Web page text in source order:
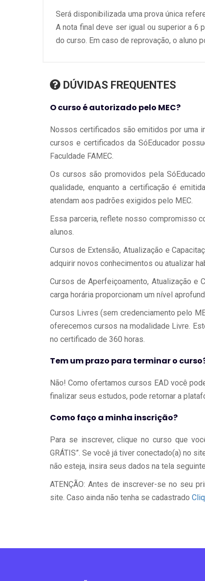
Será disponibilizada uma prova única
A nota final deve ser igual ou superior a 6
do curso. Em caso de reprovação, o aluno
DÚVIDAS FREQUENTES
O curso é autorizado pelo MEC?
Nossos certificados são emitidos por uma
cursos e certificados da SóEducador
Faculdade FAMEC.
Os cursos são promovidos pela
qualidade, enquanto a certificação é
atendam aos padrões exigidos pelo MEC.
Essa parceria, reflete nosso compromisso
alunos.
Cursos de Extensão, Atualização e
adquirir novos conhecimentos ou atualizar
Cursos de Aperfeiçoamento, Atualização e
carga horária proporcionam um nível
Cursos Livres (sem credenciamento pelo
oferecemos cursos na modalidade Livre.
no certificado de 360 horas.
Tem um prazo para terminar o
Não! Como ofertamos cursos EAD você
finalizar seus estudos, pode retornar a
Como faço a minha inscrição?
Para se inscrever, clique no curso que
GRÁTIS”. Se você já tiver conectado(a) no
não esteja, insira seus dados na tela
ATENÇÃO: Antes de inscrever-se no seu
site. Caso ainda não tenha se cadastrado